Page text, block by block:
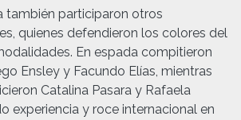
también participaron otros
quienes defendieron los colores del
En espada compitieron
Ensley y Facundo Elías, mientras
Catalina Pasara y Rafaela
experiencia y roce internacional en